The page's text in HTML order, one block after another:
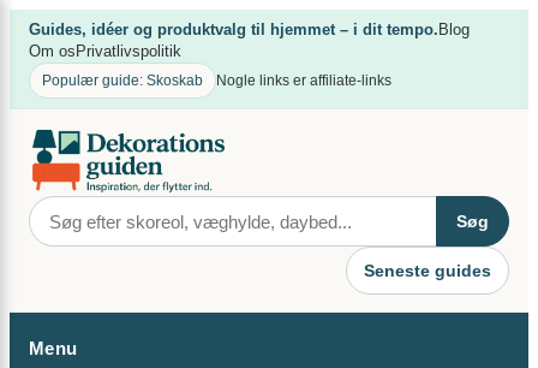
Spring
indhold
Guides, idéer og produktvalg til hjemmet – i dit tempo. Blog
Om os Privatlivspolitik
Populær guide: Skoskab Nogle links er affiliate-links
Søg
Seneste guides
Menu